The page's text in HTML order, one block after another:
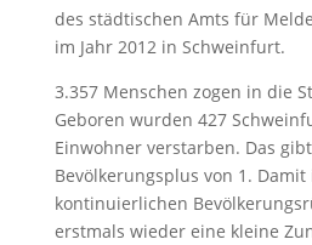
des städtischen Amts für
im Jahr 2012 in Schweinfurt.
3.357 Menschen zogen in die
Geboren wurden 427
Einwohner verstarben. Das
Bevölkerungsplus von 1.
kontinuierlichen
erstmals wieder eine kleine